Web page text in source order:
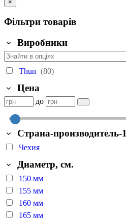
×
Фільтри товарів
Виробники
Thun (80)
Цена
до
Страна-производитель-1
Чехия
Диаметр, см.
150 мм
155 мм
160 мм
165 мм